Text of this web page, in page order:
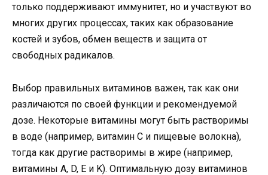
только поддерживают иммунитет, но и участвуют во
многих других процессах, таких как образование
костей и зубов, обмен веществ и защита от
свободных радикалов.
Выбор правильных витаминов важен, так как они
различаются по своей функции и рекомендуемой
дозе. Некоторые витамины могут быть растворимы
в воде (например, витамин C и пищевые волокна),
тогда как другие растворимы в жире (например,
витамины A, D, E и K). Оптимальную дозу витаминов